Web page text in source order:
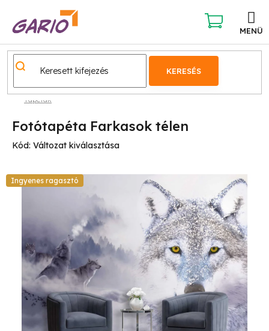
KERESÉS
KOSÁR
Tapéták
Fotótapéta Farkasok télen
Kód: Változat kiválasztása
Ingyenes ragasztó